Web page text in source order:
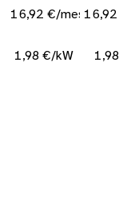
16,92 €/mese
1,98 €/kW